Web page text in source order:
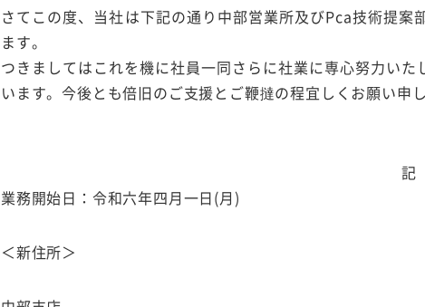
さてこの度、当社は下記の通り中部営業所及びPca技術提
ます。
つきましてはこれを機に社員一同さらに社業に専心努力い
います。今後とも倍旧のご支援とご鞭撻の程宜しくお願い申
記
業務開始日：令和六年四月一日(月)
＜新住所＞